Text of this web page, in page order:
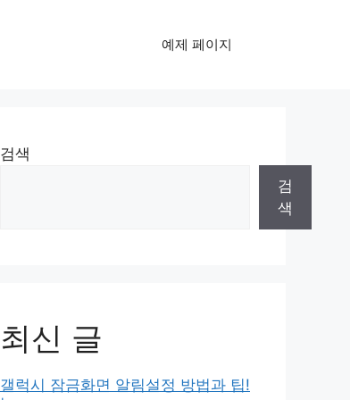
예제 페이지
검색
검
색
최신 글
갤럭시 잠금화면 알림설정 방법과 팁!